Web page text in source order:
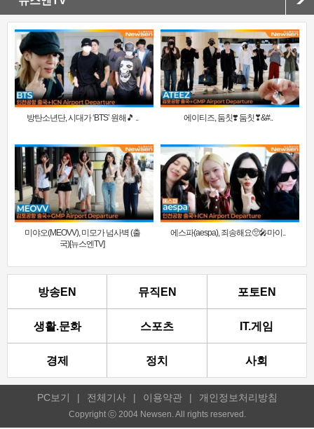
방탄소년단, 시대가 ‘BTS’ 원해🎵 .. 에이티즈, 둠칫❣️ 둠칫❣&#..
미야오(MEOVV), 미모가 넘사벽 (출
국)[뉴스엔TV]
에스파(aespa), 죄송해요🥺🎤마이..
방송EN 뮤직EN 포토EN
생활.문화 스포츠 IT.게임
경제 정치 사회
PC보기 | 전체기사 | 이용약관 | 개인정보처리방침
Copyright ⓒ 2004 Newsen. All rights reserved.